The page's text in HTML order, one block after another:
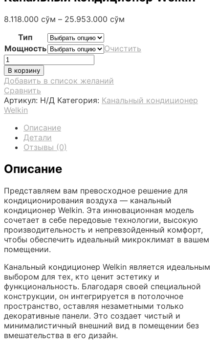
8.118.000 сўм – 25.953.000 сўм
Тип
Мощность
Очистить
Количество
товара
Канальный
кондиционер
Welkin
В корзину
Добавить в список желаний
Сравнить
Артикул: Н/Д Категория: Канальный кондиционер
Welkin
Описание
Детали
Отзывы (0)
Описание
Представляем вам превосходное решение для
кондиционирования воздуха — канальный
кондиционер Welkin. Эта инновационная модель
сочетает в себе передовые технологии, высокую
производительность и непревзойденный комфорт,
чтобы обеспечить идеальный микроклимат в вашем
помещении.
Канальный кондиционер Welkin является идеальным
выбором для тех, кто ценит эстетику и
функциональность. Благодаря своей специальной
конструкции, он интегрируется в потолочное
пространство, оставляя незаметными только
декоративные панели. Это создает чистый и
минималистичный внешний вид в помещении без
вмешательства в его дизайн.